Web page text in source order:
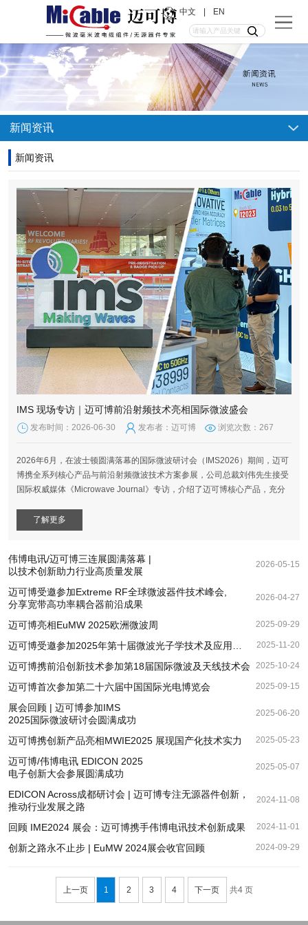
中文 | EN
新闻资讯
新闻资讯
IMS 现场专访｜迈可博前沿射频技术亮相国际微波盛会
发布时间：2026-06-30 发布者：迈可博 浏览次数：267
2026年6月，在波士顿圆满落幕的国际微波研讨会（IMS2026）期间，迈可
博携全系列核心产品与前沿射频微波技术方案参展，公司总裁刘伟先生接受
国际权威媒体《Microwave Journal》专访，介绍了迈可博核心产品，充分
了解更多
伟博电讯/迈可博三连展圆满落幕 |
以技术创新助力行业高质量发展
2026-05-15
迈可博受邀参加Extreme RF全球微波器件技术峰会,
分享宽带高功率耦合器前沿成果
2026-04-27
迈可博亮相EuMW 2025欧洲微波周 2025-09-29
2025-11-20
迈可博携前沿创新技术参加第18届国际微波及天线技术会 2025-10-24
迈可博首次参加第二十六届中国国际光电博览会 2025-09-15
展会回顾 | 迈可博参加IMS
2025国际微波研讨会圆满成功
2025-06-20
迈可博携创新产品亮相MWIE2025 展现国产化技术实力 2025-05-23
迈可博/伟博电讯 EDICON 2025
电子创新大会参展圆满成功
2025-05-07
EDICON Across成都研讨会 | 迈可博专注无源器件创新，
推动行业发展之路
2024-11-08
回顾 IME2024 展会：迈可博携手伟博电讯技术创新成果 2024-11-01
创新之路永不止步 | EuMW 2024展会收官回顾 2024-09-29
上一页 1 2 3 4 下一页 共4 页